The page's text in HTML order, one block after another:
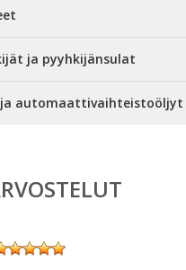
ja pyyhkijänsulat
automaattivaihteistoöljyt